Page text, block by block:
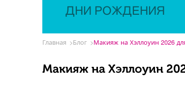
ДНИ РОЖДЕНИЯ
Главная Блог Макияж на Хэллоуин 2026
Макияж на Хэллоуин